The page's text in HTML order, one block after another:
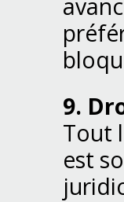
9.
Tout
est